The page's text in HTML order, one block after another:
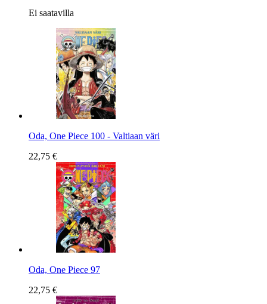
Ei saatavilla
Oda, One Piece 100 - Valtiaan väri
22,75 €
Oda, One Piece 97
22,75 €